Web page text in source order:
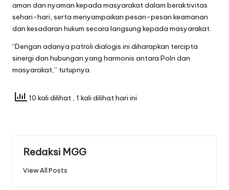
aman dan nyaman kepada masyarakat dalam beraktivitas
sehari-hari, serta menyampaikan pesan-pesan keamanan
dan kesadaran hukum secara langsung kepada masyarakat.
“Dengan adanya patroli dialogis ini diharapkan tercipta
sinergi dan hubungan yang harmonis antara Polri dan
masyarakat,” tutupnya.
10 kali dilihat , 1 kali dilihat hari ini
Redaksi MGG
View All Posts